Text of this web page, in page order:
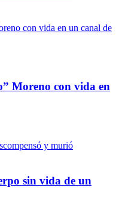
Moreno con vida en
sin vida de un